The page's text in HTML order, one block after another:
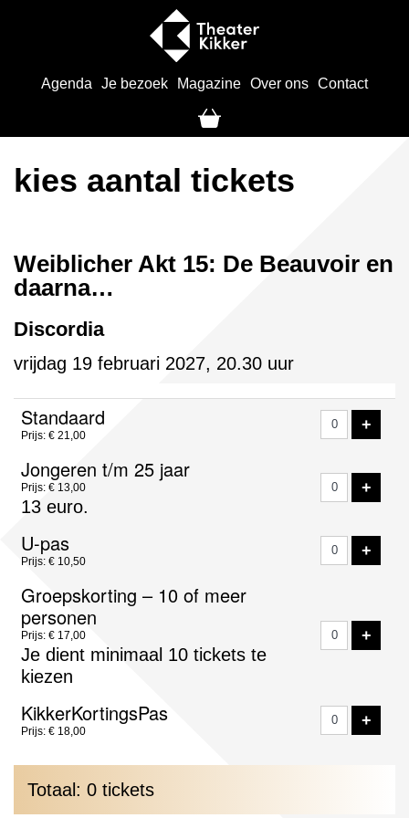
Agenda Je bezoek Magazine Over ons Contact
kies aantal tickets
Weiblicher Akt 15: De Beauvoir en
daarna…
Discordia
vrijdag 19 februari 2027, 20.30 uur
Aantal
tickets
Standaard
Prijs: € 21,00
+
Jongeren t/m 25 jaar
Prijs: € 13,00
13 euro.
+
U-pas
Prijs: € 10,50
+
Groepskorting – 10 of meer
personen
Prijs: € 17,00
Je dient minimaal 10 tickets te
kiezen
+
KikkerKortingsPas
Prijs: € 18,00
+
Totaal: 0 tickets